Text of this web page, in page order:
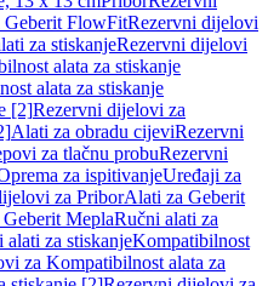
Geberit FlowFitRezervni dijelovi
za stiskanjeRezervni dijelovi
alata za stiskanje
alata za stiskanje
[2]Rezervni dijelovi za
Alati za obradu cijeviRezervni
za tlačnu probuRezervni
za ispitivanjeUređaji za
za PriborAlati za Geberit
MeplaRučni alati za
za stiskanjeKompatibilnost
za Kompatibilnost alata za